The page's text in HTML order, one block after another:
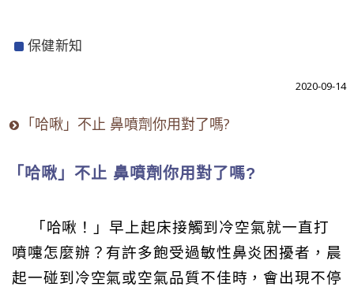
保健新知
2020-09-14
「哈啾」不止 鼻噴劑你用對了嗎?
「哈啾」不止 鼻噴劑你用對了嗎?
「哈啾！」早上起床接觸到冷空氣就一直打
噴嚏怎麼辦？有許多飽受過敏性鼻炎困擾者，晨
起一碰到冷空氣或空氣品質不佳時，會出現不停